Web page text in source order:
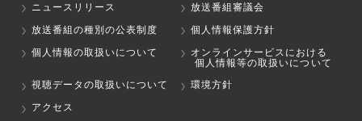
ニュースリリース
放送番組審議会
放送番組の種別の公表制度
個人情報保護方針
個人情報の取扱いについて
オンラインサービスにおける
個人情報等の取扱いについて
視聴データの取扱いについて
環境方針
アクセス